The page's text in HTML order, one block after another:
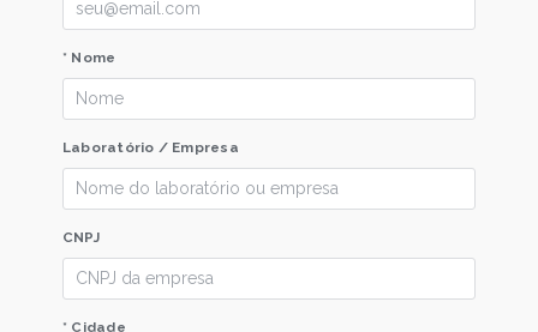
* Nome
Laboratório / Empresa
CNPJ
* Cidade